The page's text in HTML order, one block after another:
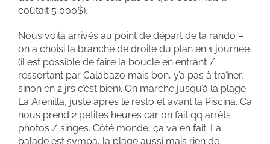
coûtait 5 000$).
Nous voilà arrivés au point de départ de la rando –
on a choisi la branche de droite du plan en 1 journée
(il est possible de faire la boucle en entrant /
ressortant par Calabazo mais bon, y’a pas à traîner,
sinon en 2 jrs c’est bien). On marche jusqu’à la plage
La Arenilla, juste après le resto et avant la Piscina. Ca
nous prend 2 petites heures car on fait qq arrêts
photos / singes. Côté monde, ça va en fait. La
balade est sympa, la plage aussi mais rien de